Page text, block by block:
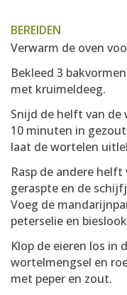
BEREIDEN
Verwarm de oven
Bekleed 3
met kruimeldeeg.
Snijd de helft van
10 minuten in
laat de wortelen
Rasp de andere
geraspte en de
Voeg de
peterselie en
Klop de eieren los in
wortelmengsel en
met peper en zout.